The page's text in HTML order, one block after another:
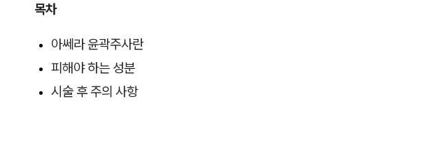
목차
아쎄라 윤곽주사란
피해야 하는 성분
시술 후 주의 사항